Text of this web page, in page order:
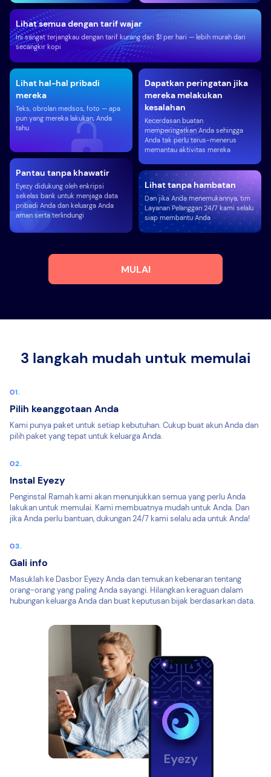
Pantau tanpa khawatir
Eyezy didukung oleh enkripsi
sekelas bank untuk menjaga data
pribadi Anda dan keluarga Anda
aman serta terlindungi
Lihat hal-hal pribadi
mereka
Teks, obrolan medsos, foto — apa
pun yang mereka lakukan, Anda
tahu
Lihat semua dengan tarif wajar
Ini sangat terjangkau dengan tarif kurang dari $1 per hari — lebih murah dari
secangkir kopi
Dapatkan peringatan jika
mereka melakukan
kesalahan
Kecerdasan buatan
memperingatkan Anda sehingga
Anda tak perlu terus-menerus
memantau aktivitas mereka
Lihat tanpa hambatan
Dan jika Anda menemukannya, tim
Layanan Pelanggan 24/7 kami selalu
siap membantu Anda
MULAI
3 langkah mudah untuk memulai
Pilih keanggotaan Anda
Kami punya paket untuk setiap kebutuhan. Cukup buat akun Anda dan
pilih paket yang tepat untuk keluarga Anda.
Instal Eyezy
Penginstal Ramah kami akan menunjukkan semua yang perlu Anda
lakukan untuk memulai. Kami membuatnya mudah untuk Anda. Dan
jika Anda perlu bantuan, dukungan 24/7 kami selalu ada untuk Anda!
Gali info
Masuklah ke Dasbor Eyezy Anda dan temukan kebenaran tentang
orang-orang yang paling Anda sayangi. Hilangkan keraguan dalam
hubungan keluarga Anda dan buat keputusan bijak berdasarkan data.